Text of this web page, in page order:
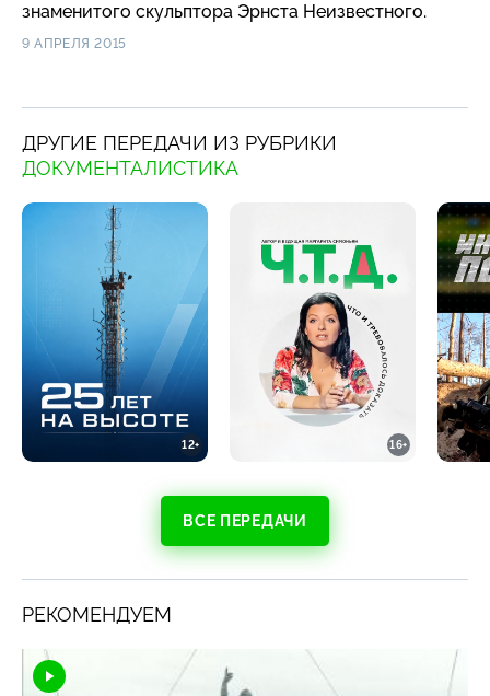
знаменитого скульптора Эрнста Неизвестного.
9 АПРЕЛЯ 2015
ДРУГИЕ ПЕРЕДАЧИ ИЗ РУБРИКИ
ДОКУМЕНТАЛИСТИКА
12+ 16+
ВСЕ ПЕРЕДАЧИ
РЕКОМЕНДУЕМ